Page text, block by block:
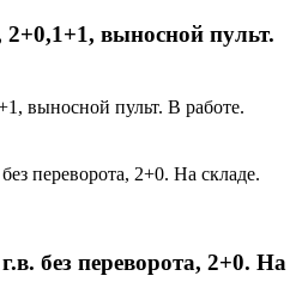
выносной пульт.
выносной пульт. В работе.
без переворота, 2+0. На